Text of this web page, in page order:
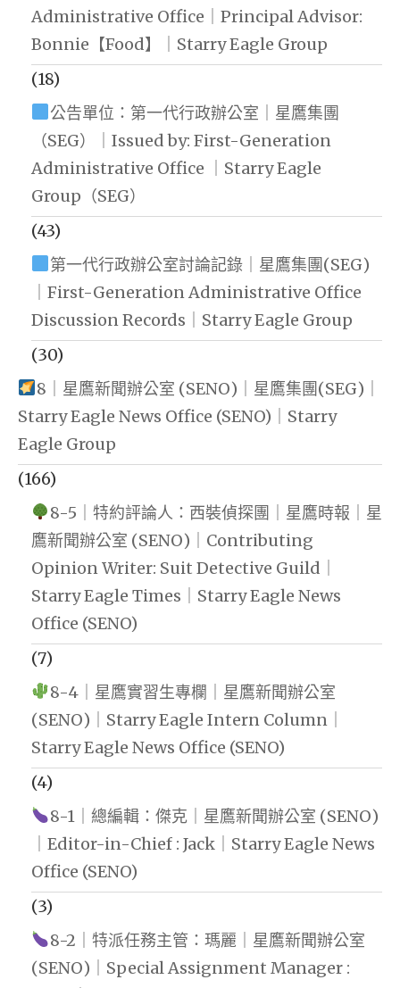
Administrative Office｜Principal Advisor:
Bonnie【Food】｜Starry Eagle Group
(18)
公告單位：第一代行政辦公室｜星鷹集團
（SEG）｜Issued by: First-Generation
Administrative Office ｜Starry Eagle
Group（SEG）
(43)
第一代行政辦公室討論記錄｜星鷹集團(SEG)
｜First-Generation Administrative Office
Discussion Records｜Starry Eagle Group
(30)
8｜星鷹新聞辦公室 (SENO)｜星鷹集團(SEG)｜
Starry Eagle News Office (SENO)｜Starry
Eagle Group
(166)
8-5｜特約評論人：西裝偵探團｜星鷹時報｜星
鷹新聞辦公室 (SENO)｜Contributing
Opinion Writer: Suit Detective Guild｜
Starry Eagle Times｜Starry Eagle News
Office (SENO)
(7)
8-4｜星鷹實習生專欄｜星鷹新聞辦公室
(SENO)｜Starry Eagle Intern Column｜
Starry Eagle News Office (SENO)
(4)
8-1｜總編輯：傑克｜星鷹新聞辦公室 (SENO)
｜Editor-in-Chief : Jack｜Starry Eagle News
Office (SENO)
(3)
8-2｜特派任務主管：瑪麗｜星鷹新聞辦公室
(SENO)｜Special Assignment Manager :